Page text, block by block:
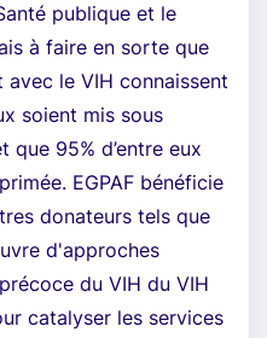
publique et le
à faire en sorte que
le VIH connaissent
soient mis sous
95% d’entre eux
EGPAF bénéficie
donateurs tels que
d'approches
du VIH du VIH
catalyser les services